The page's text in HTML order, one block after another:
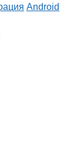
Android